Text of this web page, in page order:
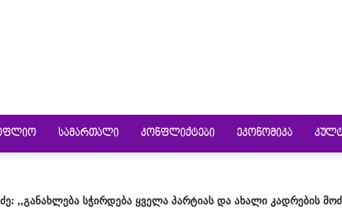
ᲡᲐᲛᲐᲠᲗᲐᲚᲘ ᲙᲝᲜᲤᲚᲘᲥᲢᲔᲑᲘ ᲔᲙᲝᲜᲝᲛᲘᲙᲐ
,,განახლება სჭირდება ყველა პარტიას და ახალი კადრების